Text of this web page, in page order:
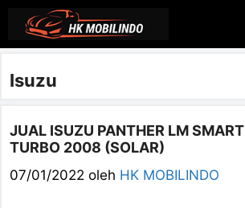
Langsung
isi
Isuzu
JUAL ISUZU PANTHER LM SMART
TURBO 2008 (SOLAR)
07/01/2022 oleh HK MOBILINDO